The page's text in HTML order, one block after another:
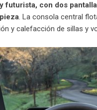
futurista, con dos
. La consola central
y calefacción de sillas y